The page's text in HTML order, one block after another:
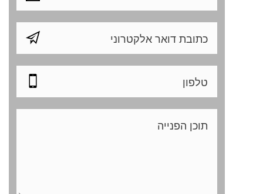
מזג אוויר
שאלות ותשובות, לקוחות